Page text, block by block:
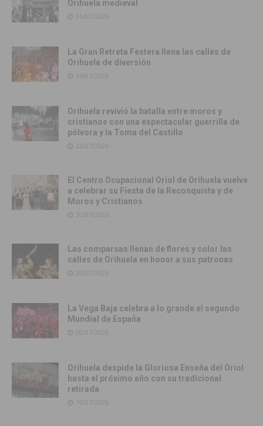
Orihuela medieval
25/07/2026
La Gran Retreta Festera llena las calles de
Orihuela de diversión
24/07/2026
Orihuela revivió la batalla entre moros y
cristianos con una espectacular guerrilla de
pólvora y la Toma del Castillo
22/07/2026
El Centro Ocupacional Oriol de Orihuela vuelve
a celebrar su Fiesta de la Reconquista y de
Moros y Cristianos
20/07/2026
Las comparsas llenan de flores y color las
calles de Orihuela en honor a sus patronas
20/07/2026
La Vega Baja celebra a lo grande el segundo
Mundial de España
20/07/2026
Orihuela despide la Gloriosa Enseña del Oriol
hasta el próximo año con su tradicional
retirada
19/07/2026